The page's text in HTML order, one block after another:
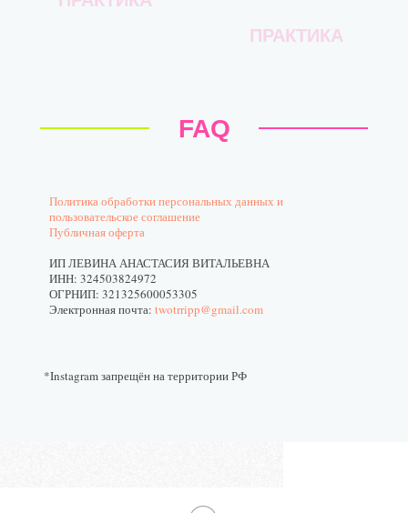
ПРАКТИКА
FAQ
Политика обработки персональных данных и
пользовательское соглашение
Публичная оферта
ИП ЛЕВИНА АНАСТАСИЯ ВИТАЛЬЕВНА
ИНН: 324503824972
ОГРНИП: 321325600053305
Электронная почта: twotrripp@gmail.com
*Instagram запрещён на территории РФ